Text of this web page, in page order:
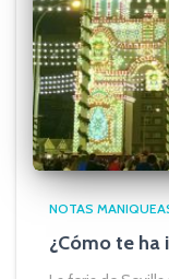
NOTAS
¿Cómo te ha